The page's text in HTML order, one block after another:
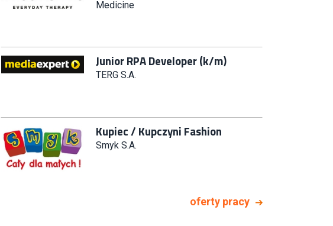
Zastępca Kierownika Salonu CH
Riviera (m/k)
Specjalista/tka ds. Utrzymania
Ruchu
Key Account Manager Meble
oferty pracy